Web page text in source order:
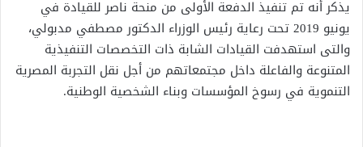
يذكر أنه تم تنفيذ الدفعة الأولى من منحة ناصر للقيادة في
يونيو 2019 تحت رعاية رئيس الوزراء الدكتور مصطفي مدبولي،
والتى استهدفت القيادات الشابة ذات التخصصات التنفيذية
المتنوعة والفاعلة داخل مجتمعاتهم من أجل نقل التجربة المصرية
التنموية في رسوخ المؤسسات وبناء الشخصية الوطنية.